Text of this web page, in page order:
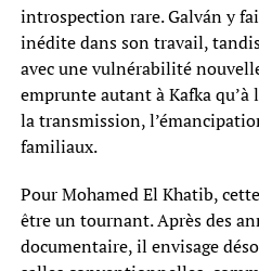
introspection rare. Galván y
inédite dans son travail, tandis
avec une vulnérabilité
emprunte autant à Kafka
la transmission,
familiaux.
Pour Mohamed El Khatib,
être un tournant. Après des
documentaire, il envisage